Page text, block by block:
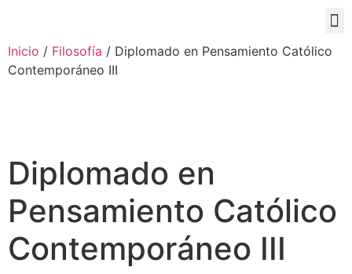
Inicio / Filosofía / Diplomado en Pensamiento Católico
Contemporáneo III
Diplomado en
Pensamiento Católico
Contemporáneo III